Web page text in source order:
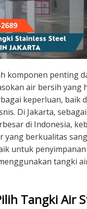
komponen penting
air bersih yang
keperluan, baik
Di Jakarta,
di Indonesia,
yang berkualitas
untuk
tangki
Tangki Air